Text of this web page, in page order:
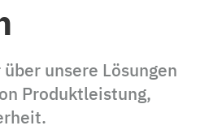
unsere Lösungen
Produktleistung,